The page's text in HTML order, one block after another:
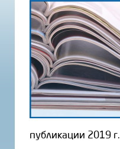
публикации 2019 г.